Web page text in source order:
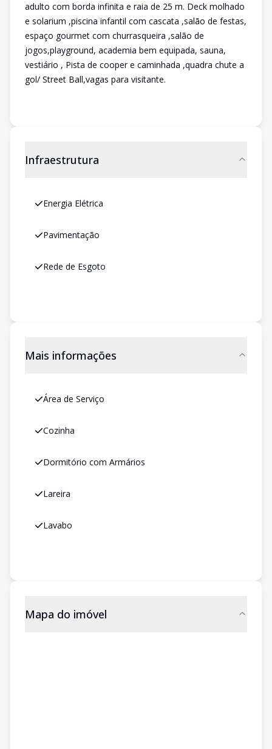
adulto com borda infinita e raia de 25 m. Deck molhado
e solarium ,piscina infantil com cascata ,salão de festas,
espaço gourmet com churrasqueira ,salão de
jogos,playground, academia bem equipada, sauna,
vestiário , Pista de cooper e caminhada ,quadra chute a
gol/ Street Ball,vagas para visitante.
Infraestrutura
Energia Elétrica
Pavimentação
Rede de Esgoto
Mais informações
Área de Serviço
Cozinha
Dormitório com Armários
Lareira
Lavabo
Mapa do imóvel